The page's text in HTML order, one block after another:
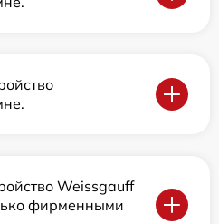
Weissgauff
фирменными